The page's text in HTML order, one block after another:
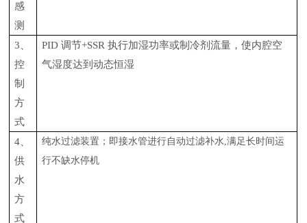
感
测
3、
控
制
方
式
PID 调节+SSR 执行加湿功率或制冷剂流量，使内腔空
气湿度达到动态恒湿
4、
供
水
方
式
纯水过滤装置；即接水管进行自动过滤补水,满足长时间运
行不缺水停机